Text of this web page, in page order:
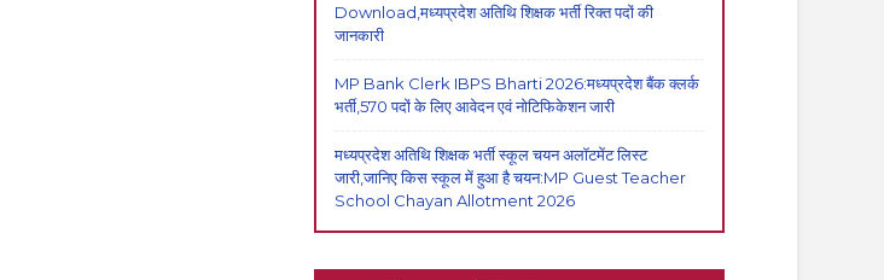
Download,मध्यप्रदेश अतिथि शिक्षक भर्ती रिक्त पदों की
जानकारी
MP Bank Clerk IBPS Bharti 2026:मध्यप्रदेश बैंक क्लर्क
भर्ती,570 पदों के लिए आवेदन एवं नोटिफिकेशन जारी
मध्यप्रदेश अतिथि शिक्षक भर्ती स्कूल चयन अलॉटमेंट लिस्ट
जारी,जानिए किस स्कूल में हुआ है चयन:MP Guest Teacher
School Chayan Allotment 2026